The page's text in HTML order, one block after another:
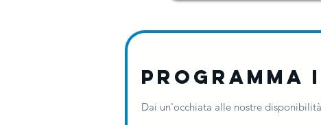
Dai un'occhiata alle nostre